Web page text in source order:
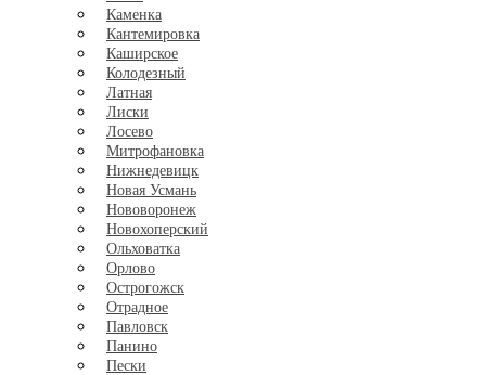
Каменка
Кантемировка
Каширское
Колодезный
Латная
Лиски
Лосево
Митрофановка
Нижнедевицк
Новая Усмань
Нововоронеж
Новохоперский
Ольховатка
Орлово
Острогожск
Отрадное
Павловск
Панино
Пески